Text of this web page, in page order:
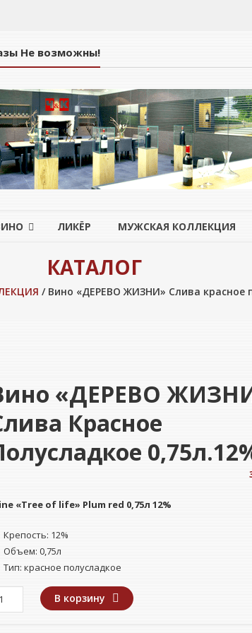
Не возможны!
ЛИКЁР МУЖСКАЯ КОЛЛЕКЦИЯ
КАТАЛОГ
/ Вино «ДЕРЕВО ЖИЗНИ» Слива красное
«ДЕРЕВО
Красное
«Tree of life» Plum red 0,75л 12%
Крепость: 12%
Объем: 0,75л
Тип: красное полусладкое
В корзину